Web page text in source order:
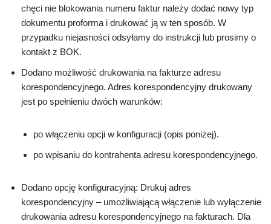
chęci nie blokowania numeru faktur należy dodać nowy typ
dokumentu proforma i drukować ją w ten sposób. W
przypadku niejasności odsyłamy do instrukcji lub prosimy o
kontakt z BOK.
Dodano możliwość drukowania na fakturze adresu
korespondencyjnego. Adres korespondencyjny drukowany
jest po spełnieniu dwóch warunków:
po włączeniu opcji w konfiguracji (opis poniżej).
po wpisaniu do kontrahenta adresu korespondencyjnego.
Dodano opcję konfiguracyjną: Drukuj adres
korespondencyjny – umożliwiającą włączenie lub wyłączenie
drukowania adresu korespondencyjnego na fakturach. Dla